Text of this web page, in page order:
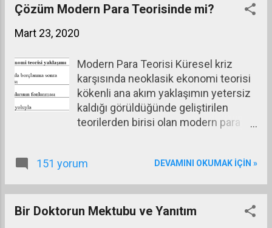
sistemin gelir veya tüketim
çıkardığınızda sistem dağılır.
parçalarını gösteriyoruz: Gelir,
tüketim, tasarruf, yatırım ve üretim.
Çözüm Modern Para Teorisinde mi?
Mart 23, 2020
Modern Para Teorisi Küresel kriz
karşısında neoklasik ekonomi teorisi
kökenli ana akım yaklaşımın yetersiz
kaldığı görüldüğünde geliştirilen
teorilerden birisi olan modern para
dünyada) paraları rezerv para
vererek ve para basarak ekonomiyi
yönlendirmelerinin enflasyon gibi
151 yorum DEVAMINI OKUMAK IÇIN »
Bir Doktorun Mektubu ve Yanıtım